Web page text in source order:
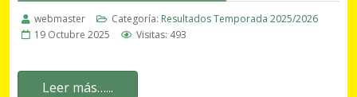
webmaster Categoría: Resultados Temporada 2025/2026
19 Octubre 2025
Visitas: 493
Leer más…...